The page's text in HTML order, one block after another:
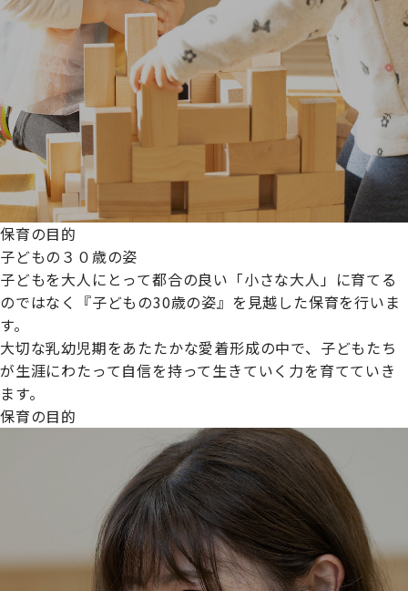
プライムスターほいくえんグループは女性が安心して働き
続けられる環境づくりに取り組んでおり、厚生労働省の
【えるぼし認定(☆☆)】
保育の目的
子どもの３０歳の姿
子どもを大人にとって都合の良い「小さな大人」に育てる
のではなく『子どもの30歳の姿』を見越した保育を行いま
す。
大切な乳幼児期をあたたかな愛着形成の中で、子どもたち
が生涯にわたって自信を持って生きていく力を育てていき
ます。
保育の目的